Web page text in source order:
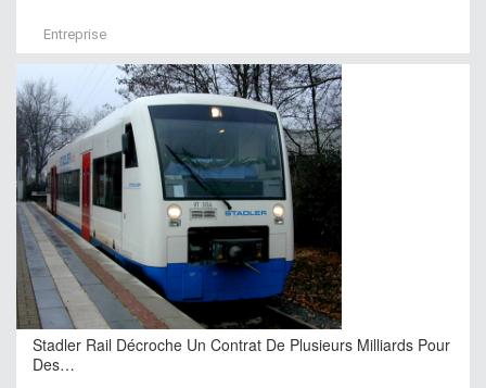
Entreprise
Stadler Rail Décroche Un Contrat De Plusieurs Milliards Pour
Des…